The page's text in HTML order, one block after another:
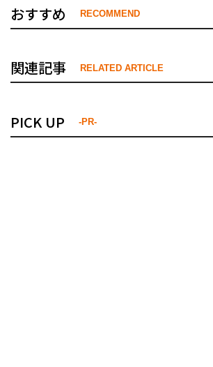
おすすめ RECOMMEND
関連記事 RELATED ARTICLE
PICK UP -PR-